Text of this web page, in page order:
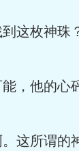
这枚神珠
他的心砰
所谓的